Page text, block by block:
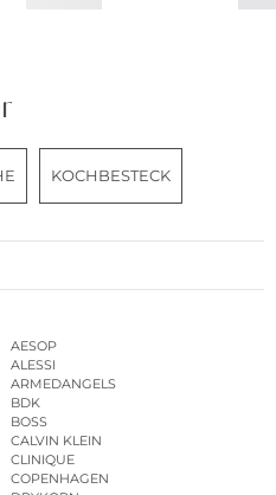
KOCHBESTECK
AESOP
ALESSI
ARMEDANGELS
BDK
BOSS
CALVIN KLEIN
CLINIQUE
COPENHAGEN